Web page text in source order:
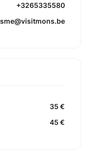
+3265335580
35 €
45 €